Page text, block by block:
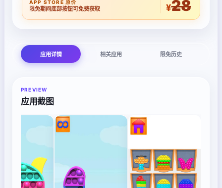
APP STORE 原价
限免期间底部按钮可免费获取 ¥28
应用详情 相关应用 限免历史
PREVIEW
应用截图